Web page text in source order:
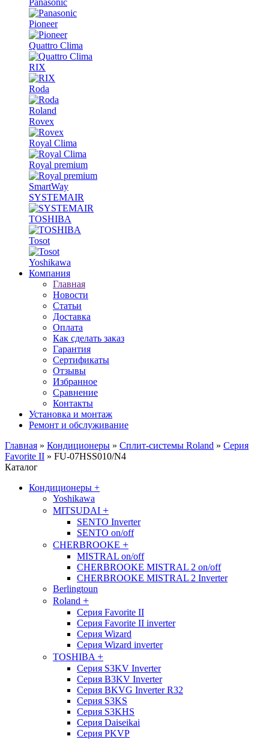
Panasonic
Pioneer
Quattro Clima
RIX
Roda
Roland
Rovex
Royal Clima
Royal premium
SmartWay
SYSTEMAIR
TOSHIBA
Tosot
Yoshikawa
Компания
Главная
Новости
Статьи
Доставка
Оплата
Как сделать заказ
Гарантия
Сертификаты
Отзывы
Избранное
Сравнение
Контакты
Установка и монтаж
Ремонт и обслуживание
Главная » Кондиционеры » Сплит-системы Roland » Серия
Favorite II » FU-07HSS010/N4
Каталог
Кондиционеры +
Yoshikawa
MITSUDAI +
SENTO Inverter
SENTO on/off
CHERBROOKE +
MISTRAL on/off
CHERBROOKE MISTRAL 2 on/off
CHERBROOKE MISTRAL 2 Inverter
Berlingtoun
Roland +
Серия Favorite II
Серия Favorite II inverter
Серия Wizard
Серия Wizard inverter
TOSHIBA +
Серия S3KV Inverter
Серия B3KV Inverter
Серия BKVG Inverter R32
Серия S3KS
Серия S3KHS
Серия Daiseikai
Серия PKVP